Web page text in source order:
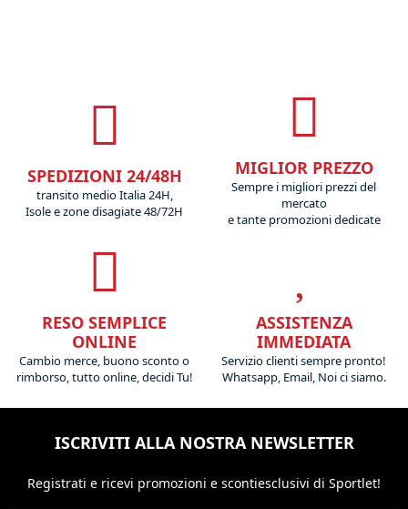
SPEDIZIONI 24/48H
transito medio Italia 24H,
Isole e zone disagiate 48/72H
MIGLIOR PREZZO
Sempre i migliori prezzi del
mercato
e tante promozioni dedicate
RESO SEMPLICE
ONLINE
Cambio merce, buono sconto o
rimborso, tutto online, decidi Tu!
ASSISTENZA
IMMEDIATA
Servizio clienti sempre pronto!
Whatsapp, Email, Noi ci siamo.
ISCRIVITI ALLA NOSTRA NEWSLETTER
Registrati e ricevi promozioni e scontiesclusivi di Sportlet!